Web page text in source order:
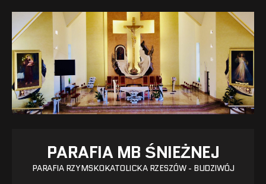
PARAFIA MB ŚNIEŻNEJ
PARAFIA RZYMSKOKATOLICKA RZESZÓW - BUDZIWÓJ